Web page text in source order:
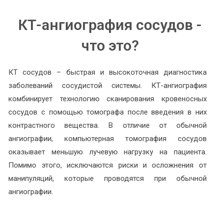
КТ-ангиография сосудов -
что это?
КТ сосудов – быстрая и высокоточная диагностика
заболеваний сосудистой системы. КТ-ангиография
комбинирует технологию сканирования кровеносных
сосудов с помощью томографа после введения в них
контрастного вещества. В отличие от обычной
ангиографии, компьютерная томография сосудов
оказывает меньшую лучевую нагрузку на пациента.
Помимо этого, исключаются риски и осложнения от
манипуляций, которые проводятся при обычной
ангиографии.